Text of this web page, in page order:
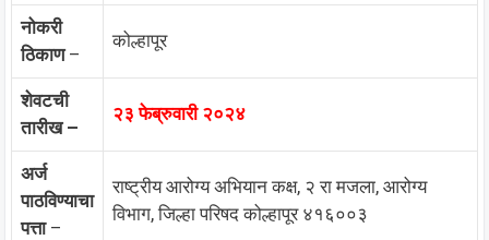
नोकरी
ठिकाण–
कोल्हापूर
शेवटची
तारीख –
२३ फेब्रुवारी २०२४
अर्ज
पाठविण्याचा
पत्ता–
राष्ट्रीय आरोग्य अभियान कक्ष, २ रा मजला, आरोग्य
विभाग, जिल्हा परिषद कोल्हापूर ४१६००३